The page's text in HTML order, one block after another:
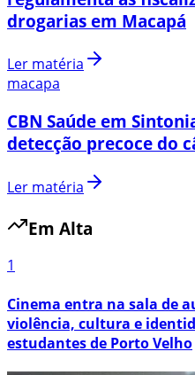
drogarias em Macapá
Ler matéria
macapa
CBN Saúde em
detecção precoce do
Ler matéria
Em Alta
1
Cinema entra na sala de
violência, cultura e
estudantes de Porto Velho